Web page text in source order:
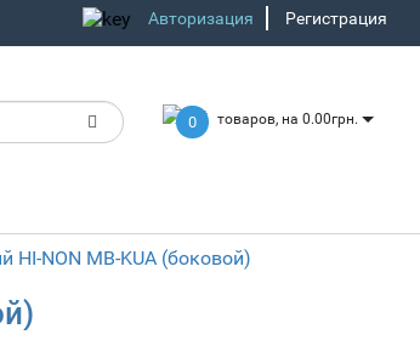
Авторизация Регистрация
0 товаров, на 0.00грн.
HI-NON MB-KUA (боковой)